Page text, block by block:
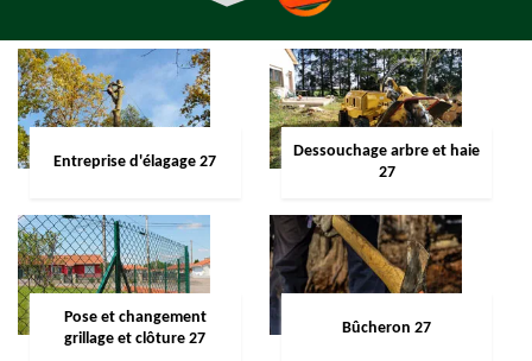
Entreprise d'élagage 27
Dessouchage arbre et haie
27
Pose et changement
grillage et clôture 27
Bûcheron 27